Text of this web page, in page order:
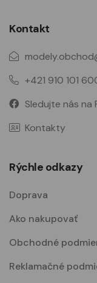
Kontakt
+421 910 101
Sledujte nás na
Kontakty
Rýchle odkazy
Doprava
Ako nakupovať
Obchodné
Reklamačné